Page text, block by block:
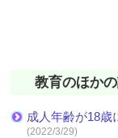
教育のほか
成人年齢が18歳
(2022/3/29)